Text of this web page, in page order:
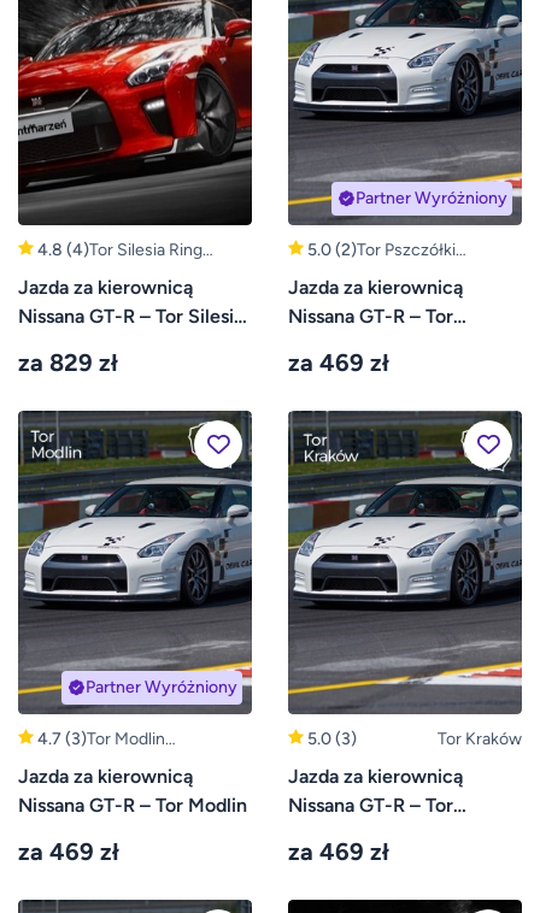
4.8 (4)Tor Silesia Ring
(Kamień Śląski,
Opole)
Jazda za kierownicą
Nissana GT-R – Tor Silesia
za 829 zł
Partner Wyróżniony
5.0(2)Tor Pszczółki
(Gdańsk, Pruszcz
Gdański)
Jazda za kierownicą
Nissana GT-R – Tor
za 469 zł
Partner Wyróżniony
4.7(3)Tor Modlin
(Warszawa, Płock)
Jazda za kierownicą
Nissana GT-R – Tor Modlin
za 469 zł
5.0(3) Tor Kraków
Jazda za kierownicą
Nissana GT-R – Tor
za 469 zł